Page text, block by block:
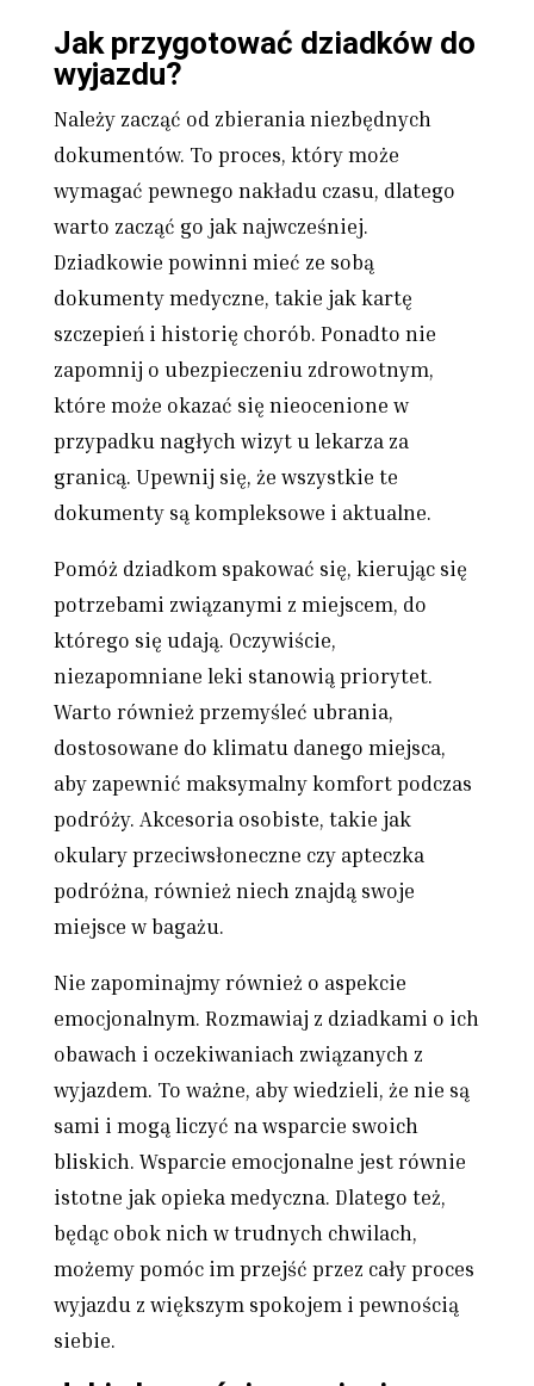
Jak przygotować dziadków do
wyjazdu?
Należy zacząć od zbierania niezbędnych
dokumentów. To proces, który może
wymagać pewnego nakładu czasu, dlatego
warto zacząć go jak najwcześniej.
Dziadkowie powinni mieć ze sobą
dokumenty medyczne, takie jak kartę
szczepień i historię chorób. Ponadto nie
zapomnij o ubezpieczeniu zdrowotnym,
które może okazać się nieocenione w
przypadku nagłych wizyt u lekarza za
granicą. Upewnij się, że wszystkie te
dokumenty są kompleksowe i aktualne.
Pomóż dziadkom spakować się, kierując się
potrzebami związanymi z miejscem, do
którego się udają. Oczywiście,
niezapomniane leki stanowią priorytet.
Warto również przemyśleć ubrania,
dostosowane do klimatu danego miejsca,
aby zapewnić maksymalny komfort podczas
podróży. Akcesoria osobiste, takie jak
okulary przeciwsłoneczne czy apteczka
podróżna, również niech znajdą swoje
miejsce w bagażu.
Nie zapominajmy również o aspekcie
emocjonalnym. Rozmawiaj z dziadkami o ich
obawach i oczekiwaniach związanych z
wyjazdem. To ważne, aby wiedzieli, że nie są
sami i mogą liczyć na wsparcie swoich
bliskich. Wsparcie emocjonalne jest równie
istotne jak opieka medyczna. Dlatego też,
będąc obok nich w trudnych chwilach,
możemy pomóc im przejść przez cały proces
wyjazdu z większym spokojem i pewnością
siebie.